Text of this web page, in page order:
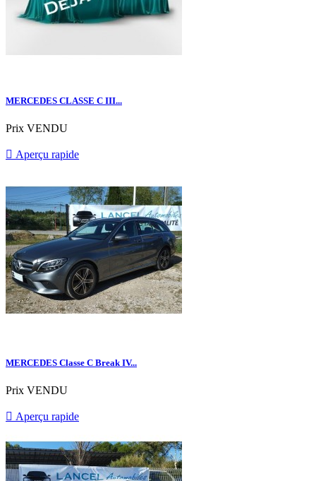
MERCEDES CLASSE C III...
Prix VENDU
 Aperçu rapide
MERCEDES Classe C Break IV...
Prix VENDU
 Aperçu rapide